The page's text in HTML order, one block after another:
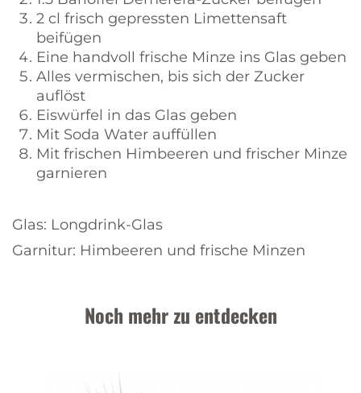
2 cl frisch gepressten Limettensaft
beifügen
Eine handvoll frische Minze ins Glas geben
Alles vermischen, bis sich der Zucker
auflöst
Eiswürfel in das Glas geben
Mit Soda Water auffüllen
Mit frischen Himbeeren und frischer Minze
garnieren
Glas: Longdrink-Glas
Garnitur: Himbeeren und frische Minzen
Noch mehr zu entdecken